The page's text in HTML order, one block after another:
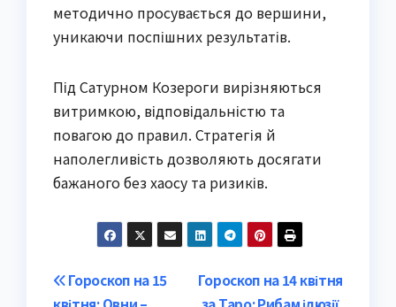
методично просувається до вершини,
уникаючи поспішних результатів.
Під Сатурном Козероги вирізняються
витримкою, відповідальністю та
повагою до правил. Стратегія й
наполегливість дозволяють досягати
бажаного без хаосу та ризиків.
Post
Гороскоп на 14 квітня
Гороскоп на 15